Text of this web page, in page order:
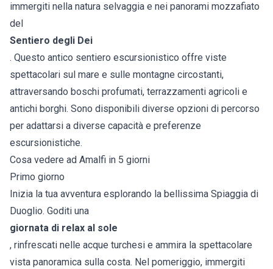
immergiti nella natura selvaggia e nei panorami mozzafiato
del
Sentiero degli Dei
. Questo antico sentiero escursionistico offre viste
spettacolari sul mare e sulle montagne circostanti,
attraversando boschi profumati, terrazzamenti agricoli e
antichi borghi. Sono disponibili diverse opzioni di percorso
per adattarsi a diverse capacità e preferenze
escursionistiche.
Cosa vedere ad Amalfi in 5 giorni
Primo giorno
Inizia la tua avventura esplorando la bellissima Spiaggia di
Duoglio. Goditi una
giornata di relax al sole
, rinfrescati nelle acque turchesi e ammira la spettacolare
vista panoramica sulla costa. Nel pomeriggio, immergiti